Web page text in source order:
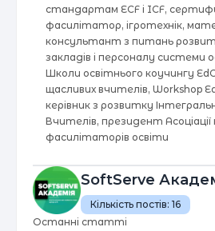
стандартам ECF і ICF,
фасилітатор, ігротехнік,
консультант з питань
закладів і персоналу системи
Школи освітнього коучингу
щасливих вчителів, Workshop
керівник з розвитку
Вчителів, президент Асоціації
фасилітаторів освіти
SoftServe
Кількість постів: 16
Останні статті